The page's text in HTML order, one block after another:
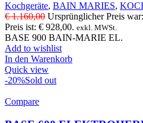
Kochgeräte, BAIN MARIES,
€1.160,00 Ursprünglicher Preis
Preis ist: € 928,00. exkl. MWSt.
BASE 900 BAIN-MARIE EL.
Add to wishlist
In den Warenkorb
Quick view
-20%Sold out
Compare